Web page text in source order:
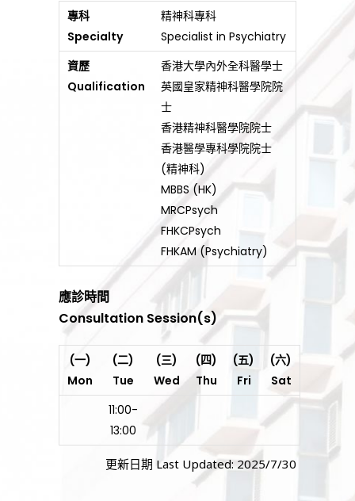
專科
Specialty
精神科專科
Specialist in Psychiatry
資歷
Qualification
香港大學內外全科醫學士
英國皇家精神科醫學院院
士
香港精神科醫學院院士
香港醫學專科學院院士
(精神科)
MBBS (HK)
MRCPsych
FHKCPsych
FHKAM (Psychiatry)
應診時間
Consultation Session(s)
(一)
Mon
(二)
Tue
(三)
Wed
(四)
Thu
(五)
Fri
(六)
Sat
11:00-
13:00
更新日期 Last Updated: 2025/7/30